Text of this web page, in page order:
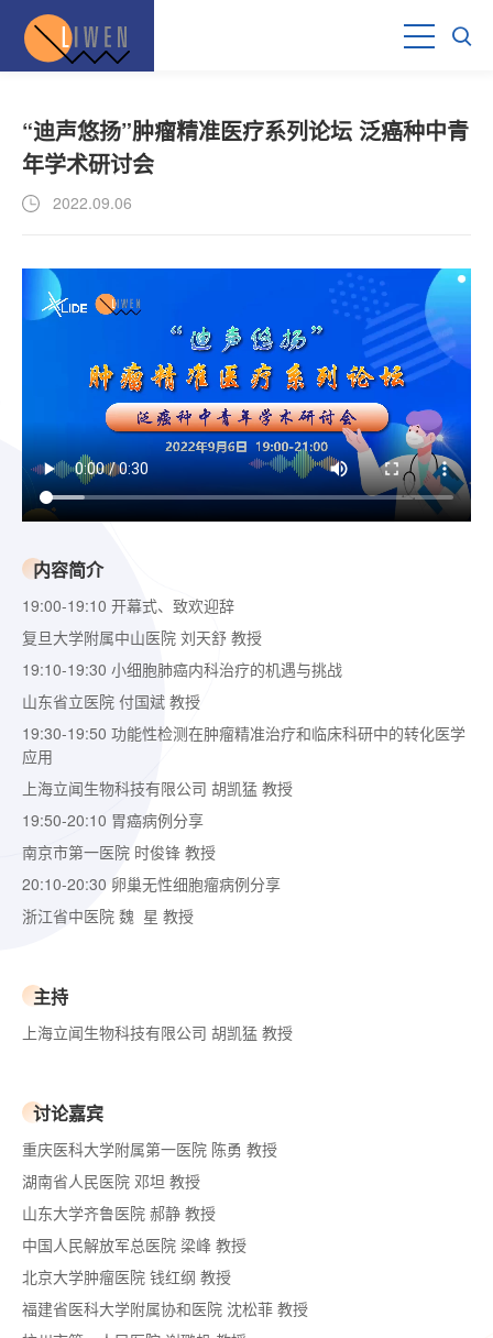
“迪声悠扬”肿瘤精准医疗系列论坛 泛癌种中青
年学术研讨会
2022.09.06
内容简介
19:00-19:10 开幕式、致欢迎辞
复旦大学附属中山医院 刘天舒 教授
19:10-19:30 小细胞肺癌内科治疗的机遇与挑战
山东省立医院 付国斌 教授
19:30-19:50 功能性检测在肿瘤精准治疗和临床科研中的转化医学
应用
上海立闻生物科技有限公司 胡凯猛 教授
19:50-20:10 胃癌病例分享
南京市第一医院 时俊锋 教授
20:10-20:30 卵巢无性细胞瘤病例分享
浙江省中医院 魏 星 教授
主持
上海立闻生物科技有限公司 胡凯猛 教授
讨论嘉宾
重庆医科大学附属第一医院 陈勇 教授
湖南省人民医院 邓坦 教授
山东大学齐鲁医院 郝静 教授
中国人民解放军总医院 梁峰 教授
北京大学肿瘤医院 钱红纲 教授
福建省医科大学附属协和医院 沈松菲 教授